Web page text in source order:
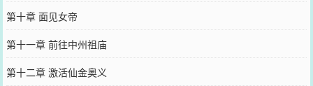
第十章 面见女帝
第十一章 前往中州祖庙
第十二章 激活仙金奥义